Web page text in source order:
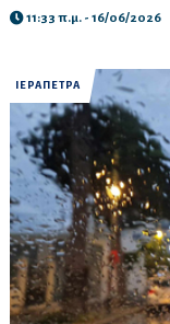
11:33 π.μ. - 16/06/2026
ΙΕΡΑΠΕΤΡΑ